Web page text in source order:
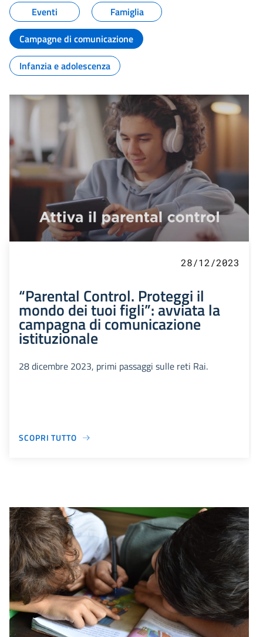
Eventi
Famiglia
Campagne di comunicazione
Infanzia e adolescenza
28/12/2023
“Parental Control. Proteggi il
mondo dei tuoi figli”: avviata la
campagna di comunicazione
istituzionale
28 dicembre 2023, primi passaggi sulle reti Rai.
SCOPRI TUTTO